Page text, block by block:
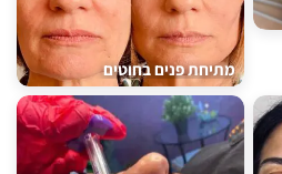
מתיחת פנים בחוטים